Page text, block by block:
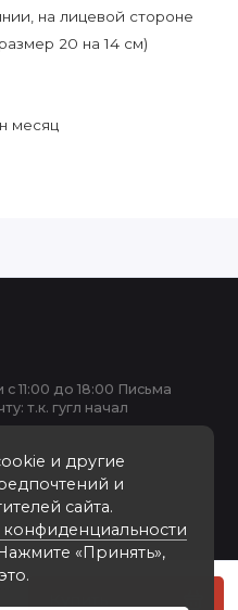
118-08-52 кожаный рюкзак NOVA чёрный
на лицевой стороне
20 на 14 см)
месяц
и другие
и
сайта.
конфиденциальности
«Принять»,
11:00 до 18:00 Письма
т.к. гугл начал